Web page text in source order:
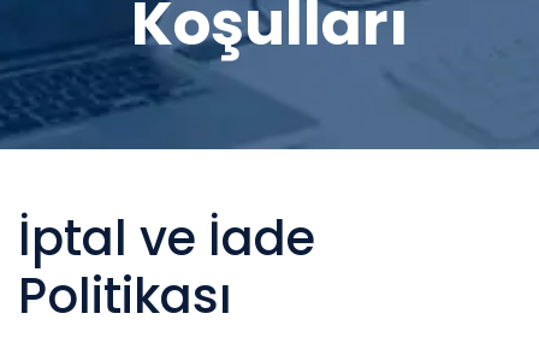
Koşulları
İptal ve İade
Politikası